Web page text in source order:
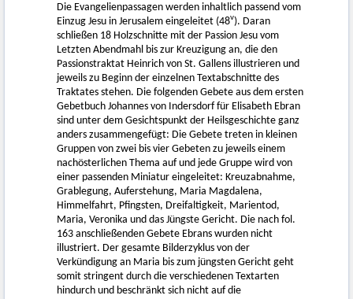
Die Evangelienpassagen werden inhaltlich passend vom
Einzug Jesu in Jerusalem eingeleitet (48v). Daran
schließen 18 Holzschnitte mit der Passion Jesu vom
Letzten Abendmahl bis zur Kreuzigung an, die den
Passionstraktat Heinrich von St. Gallens illustrieren und
jeweils zu Beginn der einzelnen Textabschnitte des
Traktates stehen. Die folgenden Gebete aus dem ersten
Gebetbuch Johannes von Indersdorf für Elisabeth Ebran
sind unter dem Gesichtspunkt der Heilsgeschichte ganz
anders zusammengefügt: Die Gebete treten in kleinen
Gruppen von zwei bis vier Gebeten zu jeweils einem
nachösterlichen Thema auf und jede Gruppe wird von
einer passenden Miniatur eingeleitet: Kreuzabnahme,
Grablegung, Auferstehung, Maria Magdalena,
Himmelfahrt, Pfingsten, Dreifaltigkeit, Marientod,
Maria, Veronika und das Jüngste Gericht. Die nach fol.
163 anschließenden Gebete Ebrans wurden nicht
illustriert. Der gesamte Bilderzyklus von der
Verkündigung an Maria bis zum jüngsten Gericht geht
somit stringent durch die verschiedenen Textarten
hindurch und beschränkt sich nicht auf die